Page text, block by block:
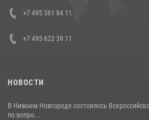
+7 495 361 84 11
+7 495 622 39 11
НОВОСТИ
В Нижнем Новгороде состоялось
по вопро...